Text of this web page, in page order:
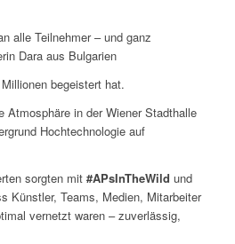
alle Teilnehmer – und ganz
Dara aus Bulgarien
begeistert hat.
Atmosphäre in der Wiener Stadthalle
Hochtechnologie auf
sorgten mit #APsInTheWild und
Künstler, Teams, Medien, Mitarbeiter
vernetzt waren – zuverlässig,